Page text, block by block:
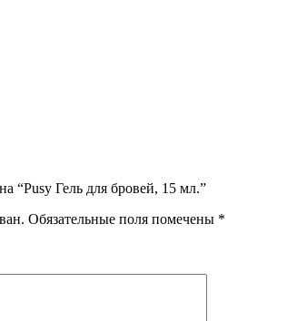
“Pusy Гель для бровей, 15 мл.”
Обязательные поля помечены *